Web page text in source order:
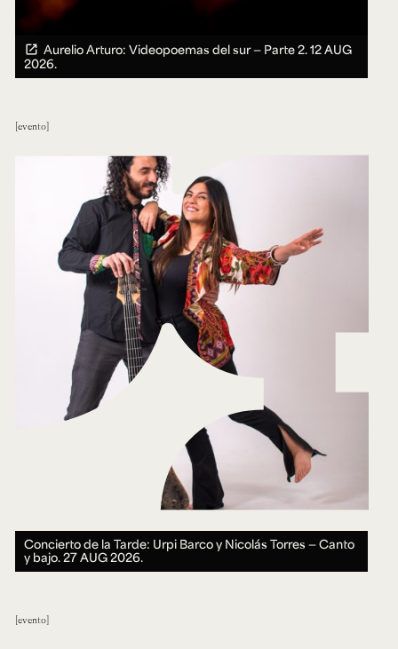
Aurelio Arturo: Videopoemas del sur — Parte 2.12 AUG
2026.
evento
Concierto de la Tarde: Urpi Barco y Nicolás Torres — Canto
y bajo.27 AUG 2026.
evento